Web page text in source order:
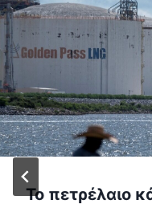
Το πετρέλαιο